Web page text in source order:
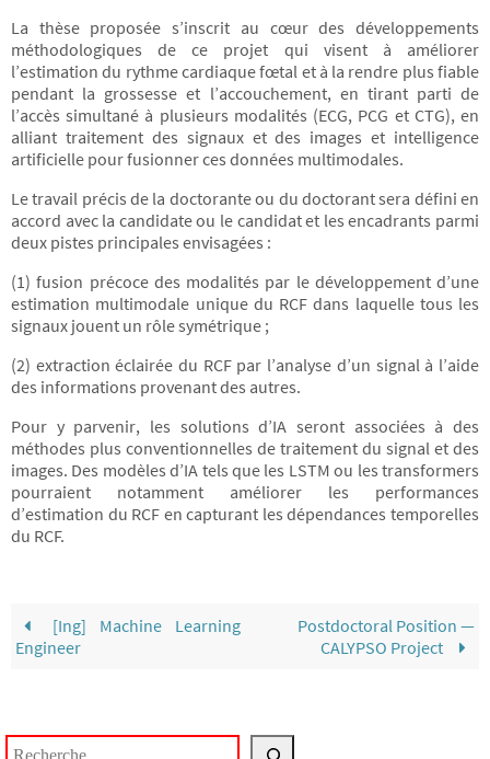
La thèse proposée s’inscrit au cœur des développements
méthodologiques de ce projet qui visent à améliorer
l’estimation du rythme cardiaque fœtal et à la rendre plus fiable
pendant la grossesse et l’accouchement, en tirant parti de
l’accès simultané à plusieurs modalités (ECG, PCG et CTG), en
alliant traitement des signaux et des images et intelligence
artificielle pour fusionner ces données multimodales.
Le travail précis de la doctorante ou du doctorant sera défini en
accord avec la candidate ou le candidat et les encadrants parmi
deux pistes principales envisagées :
(1) fusion précoce des modalités par le développement d’une
estimation multimodale unique du RCF dans laquelle tous les
signaux jouent un rôle symétrique ;
(2) extraction éclairée du RCF par l’analyse d’un signal à l’aide
des informations provenant des autres.
Pour y parvenir, les solutions d’IA seront associées à des
méthodes plus conventionnelles de traitement du signal et des
images. Des modèles d’IA tels que les LSTM ou les transformers
pourraient notamment améliorer les performances
d’estimation du RCF en capturant les dépendances temporelles
du RCF.
[Ing] Machine Learning
Engineer
Postdoctoral Position —
CALYPSO Project